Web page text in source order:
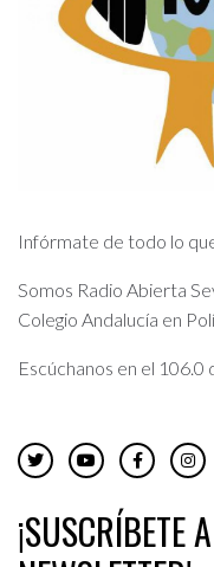
Infórmate de todo lo
Somos Radio Abierta
Colegio Andalucía en
Escúchanos en el
¡SUSCRÍBETE